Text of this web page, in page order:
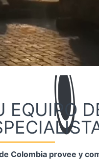
EQUIPO
Colombia provee y